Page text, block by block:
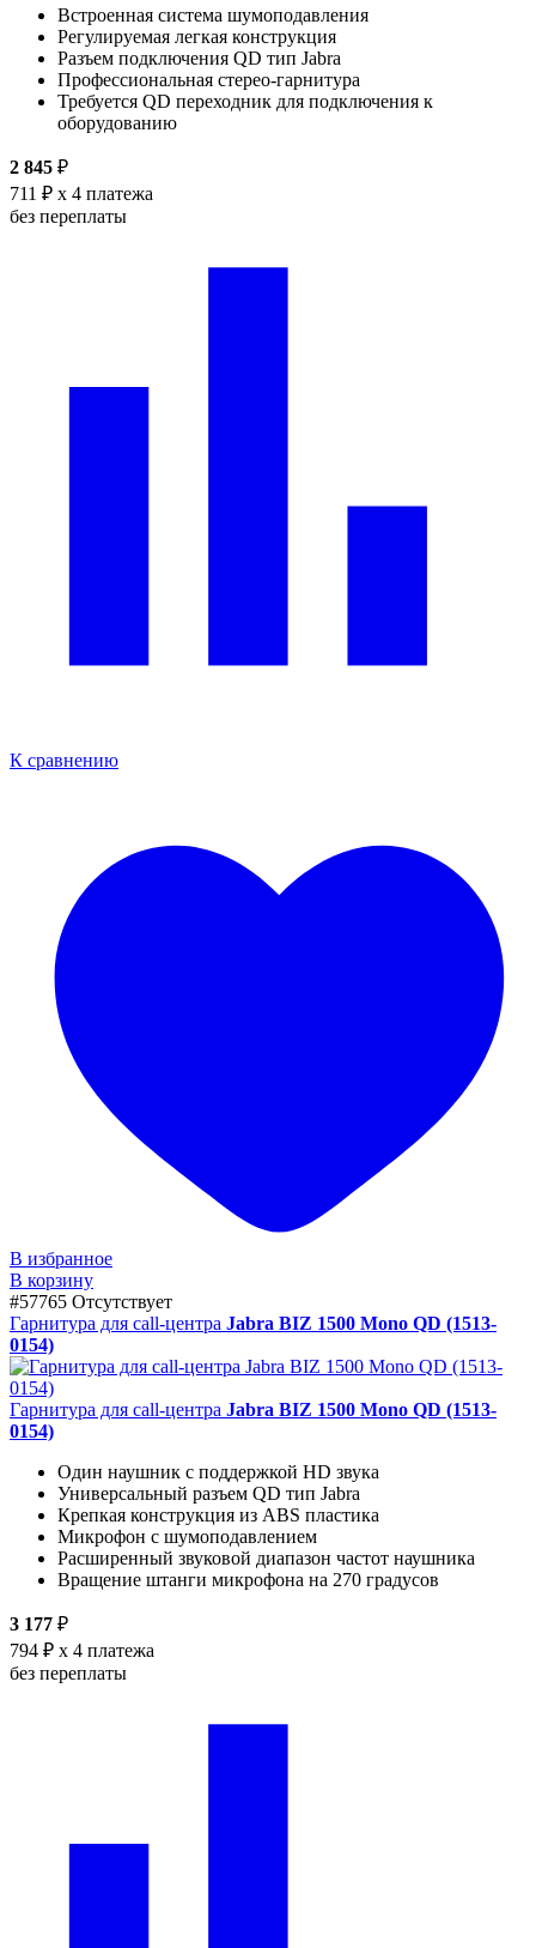
Встроенная система шумоподавления
Регулируемая легкая конструкция
Разъем подключения QD тип Jabra
Профессиональная стерео-гарнитура
Требуется QD переходник для подключения к
оборудованию
2 845 ₽
711 ₽ x 4 платежа
без переплаты
К сравнению
В избранное
В корзину
#57765 Отсутствует
Гарнитура для call-центра Jabra BIZ 1500 Mono QD (1513-
0154)
Гарнитура для call-центра Jabra BIZ 1500 Mono QD (1513-
0154)
Один наушник с поддержкой HD звука
Универсальный разъем QD тип Jabra
Крепкая конструкция из ABS пластика
Микрофон с шумоподавлением
Расширенный звуковой диапазон частот наушника
Вращение штанги микрофона на 270 градусов
3 177 ₽
794 ₽ x 4 платежа
без переплаты